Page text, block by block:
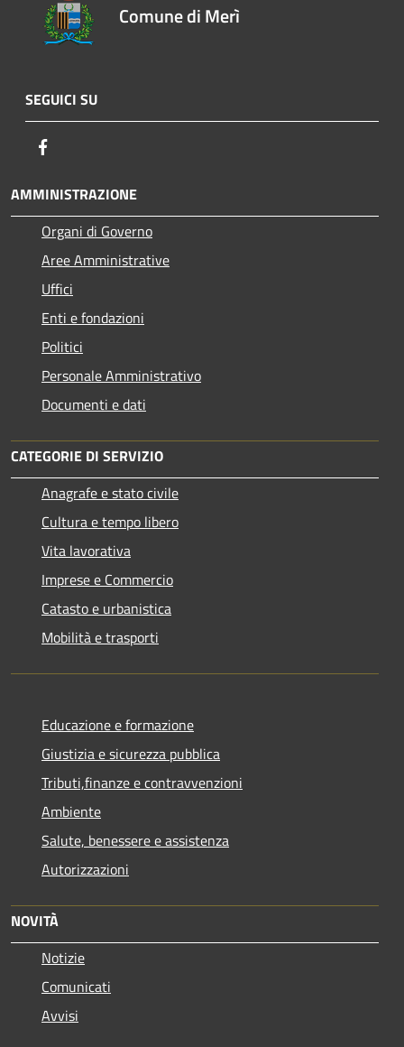
Comune di Merì
SEGUICI SU
AMMINISTRAZIONE
Organi di Governo
Aree Amministrative
Uffici
Enti e fondazioni
Politici
Personale Amministrativo
Documenti e dati
CATEGORIE DI SERVIZIO
Anagrafe e stato civile
Cultura e tempo libero
Vita lavorativa
Imprese e Commercio
Catasto e urbanistica
Mobilità e trasporti
Educazione e formazione
Giustizia e sicurezza pubblica
Tributi,finanze e contravvenzioni
Ambiente
Salute, benessere e assistenza
Autorizzazioni
NOVITÀ
Notizie
Comunicati
Avvisi